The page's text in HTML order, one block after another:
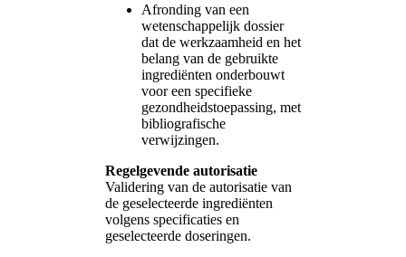
Afronding van een
wetenschappelijk dossier
dat de werkzaamheid en het
belang van de gebruikte
ingrediënten onderbouwt
voor een specifieke
gezondheidstoepassing, met
bibliografische
verwijzingen.
Regelgevende autorisatie
Validering van de autorisatie van
de geselecteerde ingrediënten
volgens specificaties en
geselecteerde doseringen.